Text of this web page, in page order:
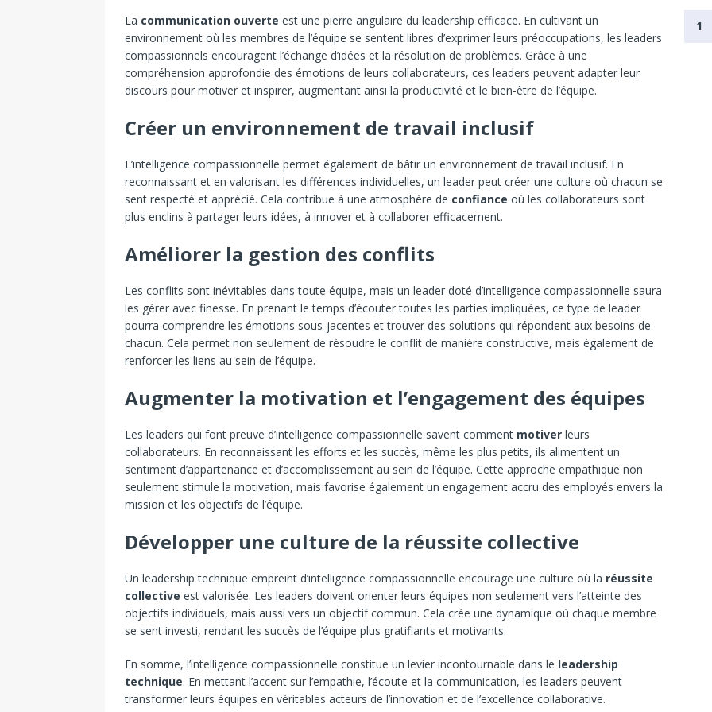
La communication ouverte est une pierre angulaire du leadership efficace. En cultivant un
environnement où les membres de l’équipe se sentent libres d’exprimer leurs préoccupations, les leaders
compassionnels encouragent l’échange d’idées et la résolution de problèmes. Grâce à une
compréhension approfondie des émotions de leurs collaborateurs, ces leaders peuvent adapter leur
discours pour motiver et inspirer, augmentant ainsi la productivité et le bien-être de l’équipe.
Créer un environnement de travail inclusif
L’intelligence compassionnelle permet également de bâtir un environnement de travail inclusif. En
reconnaissant et en valorisant les différences individuelles, un leader peut créer une culture où chacun se
sent respecté et apprécié. Cela contribue à une atmosphère de confiance où les collaborateurs sont
plus enclins à partager leurs idées, à innover et à collaborer efficacement.
Améliorer la gestion des conflits
Les conflits sont inévitables dans toute équipe, mais un leader doté d’intelligence compassionnelle saura
les gérer avec finesse. En prenant le temps d’écouter toutes les parties impliquées, ce type de leader
pourra comprendre les émotions sous-jacentes et trouver des solutions qui répondent aux besoins de
chacun. Cela permet non seulement de résoudre le conflit de manière constructive, mais également de
renforcer les liens au sein de l’équipe.
Augmenter la motivation et l’engagement des équipes
Les leaders qui font preuve d’intelligence compassionnelle savent comment motiver leurs
collaborateurs. En reconnaissant les efforts et les succès, même les plus petits, ils alimentent un
sentiment d’appartenance et d’accomplissement au sein de l’équipe. Cette approche empathique non
seulement stimule la motivation, mais favorise également un engagement accru des employés envers la
mission et les objectifs de l’équipe.
Développer une culture de la réussite collective
Un leadership technique empreint d’intelligence compassionnelle encourage une culture où la réussite
collective est valorisée. Les leaders doivent orienter leurs équipes non seulement vers l’atteinte des
objectifs individuels, mais aussi vers un objectif commun. Cela crée une dynamique où chaque membre
se sent investi, rendant les succès de l’équipe plus gratifiants et motivants.
En somme, l’intelligence compassionnelle constitue un levier incontournable dans le leadership
technique. En mettant l’accent sur l’empathie, l’écoute et la communication, les leaders peuvent
transformer leurs équipes en véritables acteurs de l’innovation et de l’excellence collaborative.
1